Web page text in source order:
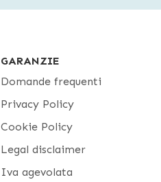
GARANZIE
Domande frequenti
Privacy Policy
Cookie Policy
Legal disclaimer
Iva agevolata